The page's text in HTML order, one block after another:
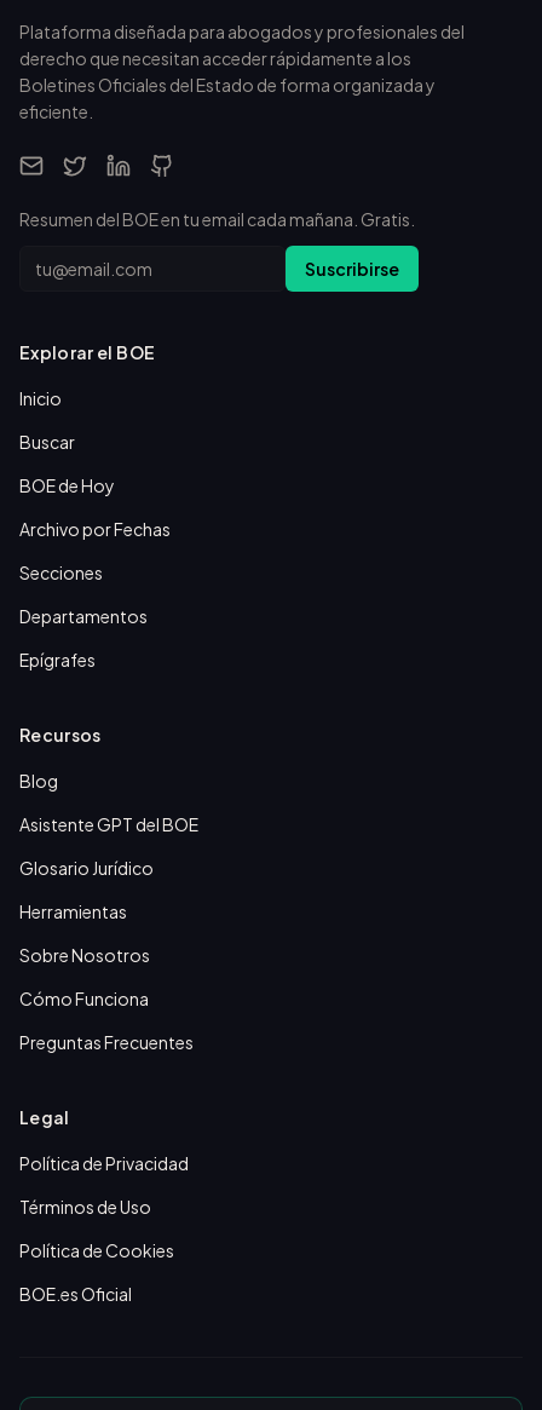
Plataforma diseñada para abogados y profesionales del
derecho que necesitan acceder rápidamente a los
Boletines Oficiales del Estado de forma organizada y
eficiente.
Resumen del BOE en tu email cada mañana. Gratis.
Email Suscribirse
Explorar el BOE
Inicio
Buscar
BOE de Hoy
Archivo por Fechas
Secciones
Departamentos
Epígrafes
Recursos
Blog
Asistente GPT del BOE
Glosario Jurídico
Herramientas
Sobre Nosotros
Cómo Funciona
Preguntas Frecuentes
Legal
Política de Privacidad
Términos de Uso
Política de Cookies
BOE.es Oficial